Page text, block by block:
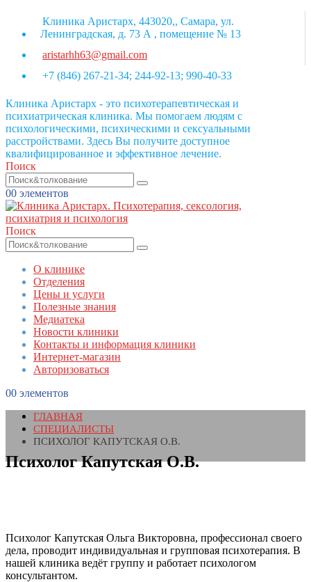
Клиника Аристарх, 443020,, Самара, ул.
Ленинградская, д. 73 А , помещение № 13
aristarhh63@gmail.com
+7 (846) 267-21-34; 244-92-13; 990-40-33
Клиника Аристарх - это психотерапевтическая и
психиатрическая клиника. Мы помогаем людям с
психологическими, психическими и сексуальными
расстройствами. Здесь Вы получите доступное
квалифицированное и эффективное лечение.
Поиск
00 элементов
Поиск
О клинике
Отделения
Цены и услуги
Полезные знания
Медиатека
Новости клиники
Контакты и информация клиники
Интернет-магазин
Авторизоваться
00 элементов
ГЛАВНАЯ
СПЕЦИАЛИСТЫ
ПСИХОЛОГ КАПУТСКАЯ О.В.
Психолог Капутская О.В.
Психолог Капутская Ольга Викторовна, профессионал своего
дела, проводит индивидуальная и групповая психотерапия. В
нашей клиника ведёт группу и работает психологом
консультантом.